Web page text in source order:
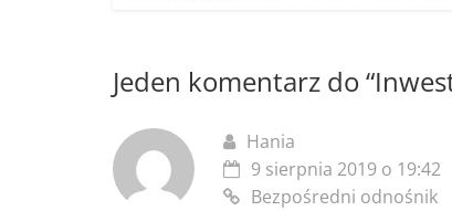
Jeden komentarz do “
Hania
9 sierpnia 2019 o 19:42
Bezpośredni odnośnik